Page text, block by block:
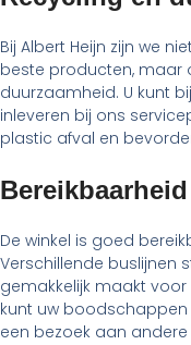
Bij Albert Heijn zijn we
beste producten, maar
duurzaamheid. U kunt
inleveren bij ons
plastic afval en
De winkel is goed
Verschillende buslijnen
gemakkelijk maakt
kunt uw
een bezoek aan andere